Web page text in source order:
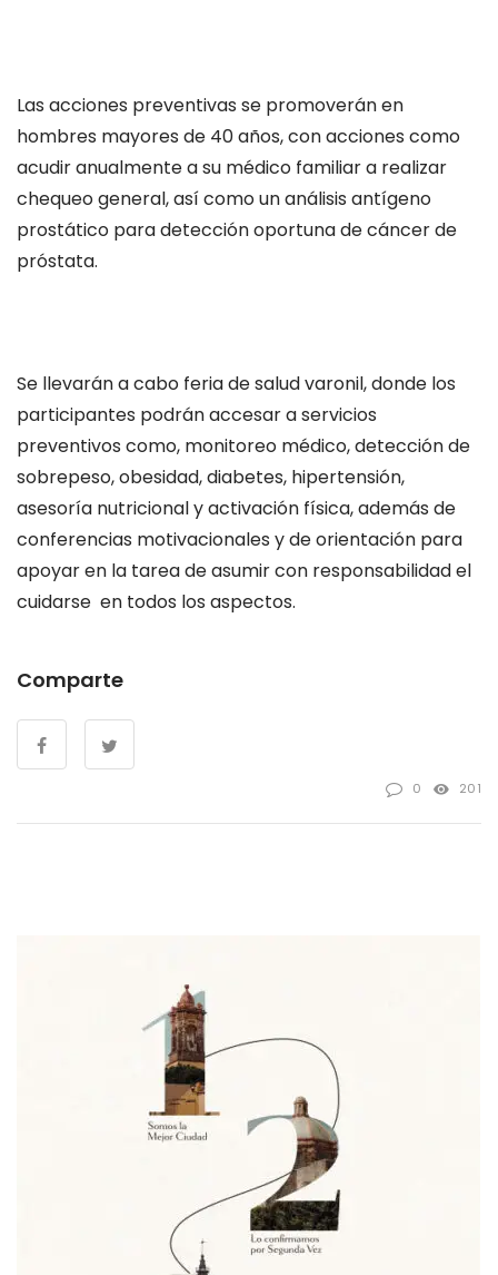
Las acciones preventivas se promoverán en
hombres mayores de 40 años, con acciones como
acudir anualmente a su médico familiar a realizar
chequeo general, así como un análisis antígeno
prostático para detección oportuna de cáncer de
próstata.
Se llevarán a cabo feria de salud varonil, donde los
participantes podrán accesar a servicios
preventivos como, monitoreo médico, detección de
sobrepeso, obesidad, diabetes, hipertensión,
asesoría nutricional y activación física, además de
conferencias motivacionales y de orientación para
apoyar en la tarea de asumir con responsabilidad el
cuidarse en todos los aspectos.
Comparte
0 201